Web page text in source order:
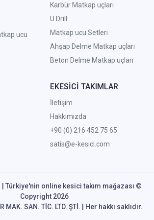
ucu
Karbür Matkap uçları
U Drill
Matkap ucu Setleri
Ahşap Delme Matkap uçları
Beton Delme Matkap uçları
EKESİCİ TAKIMLAR
İletişim
Hakkımızda
+90 (0) 216 452 75 65
satis@e-kesici.com
| Türkiye'nin online kesici takım mağazası ©
Copyright 2026
MAK. SAN. TİC. LTD. ŞTİ. | Her hakkı saklıdır.